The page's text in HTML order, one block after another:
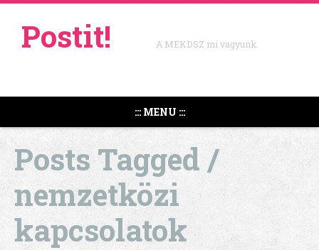
Postit! A MEKDSZ mi vagyunk.
::: MENU :::
Posts Tagged /
nemzetközi
kapcsolatok